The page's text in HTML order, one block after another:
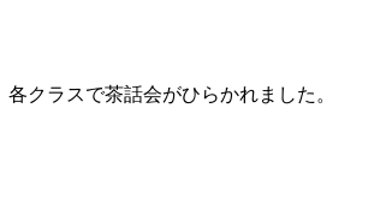
クラスで茶話会がひらかれました。